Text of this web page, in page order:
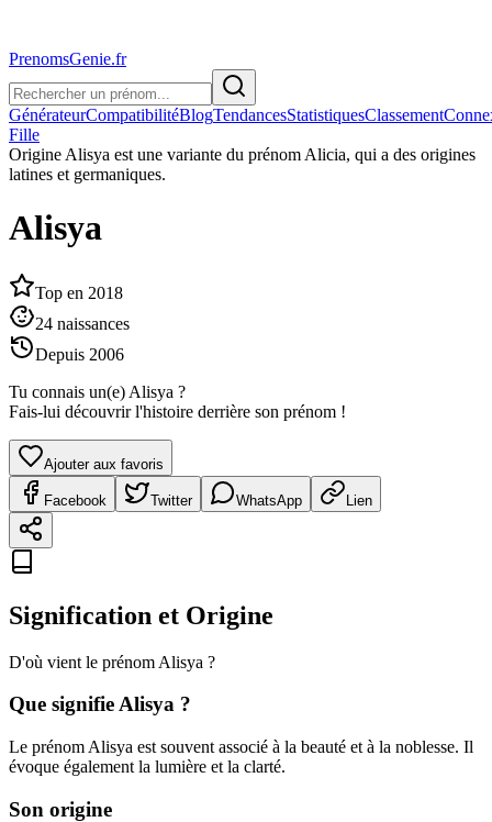
PrenomsGenie.fr
GénérateurCompatibilitéBlogTendancesStatistiquesClassement
Fille
Origine Alisya est une variante du prénom Alicia, qui a des origines
latines et germaniques.
Alisya
Top en 2018
24 naissances
Depuis 2006
Tu connais un(e) Alisya ?
Fais-lui découvrir l'histoire derrière son prénom !
Ajouter aux favoris
Facebook Twitter WhatsApp Lien
Signification et Origine
D'où vient le prénom Alisya ?
Que signifieAlisya ?
Le prénom Alisya est souvent associé à la beauté et à la noblesse. Il
évoque également la lumière et la clarté.
Son origine